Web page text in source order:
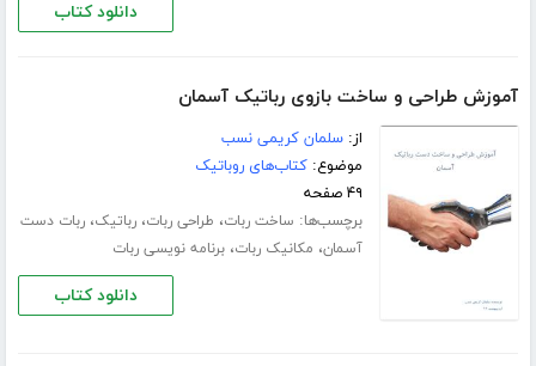
دانلود کتاب
آموزش طراحی و ساخت بازوی رباتیک آسمان
از:سلمان کریمی نسب
موضوع:کتاب‌های روباتیک
۴۹ صفحه
برچسب‌ها: ساخت ربات، طراحی ربات،رباتیک،ربات دست
آسمان، مکانیک ربات،برنامه نویسی ربات
دانلود کتاب